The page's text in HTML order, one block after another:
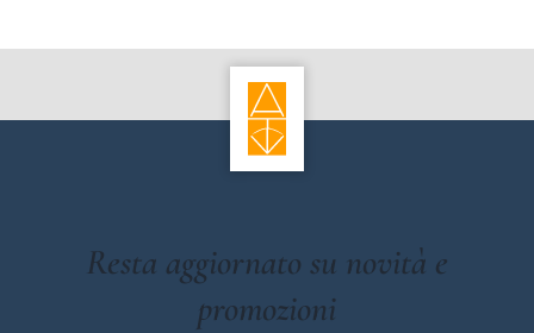
Resta aggiornato su novità e
promozioni